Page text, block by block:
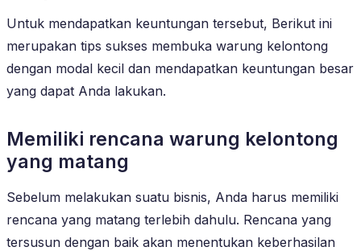
Untuk mendapatkan keuntungan tersebut, Berikut ini
merupakan tips sukses membuka warung kelontong
dengan modal kecil dan mendapatkan keuntungan besar
yang dapat Anda lakukan.
Memiliki rencana warung kelontong
yang matang
Sebelum melakukan suatu bisnis, Anda harus memiliki
rencana yang matang terlebih dahulu. Rencana yang
tersusun dengan baik akan menentukan keberhasilan